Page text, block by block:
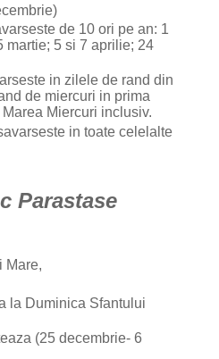
de 10 ori pe an: 1
martie; 5 si 7 aprilie; 24
in zilele de rand din
de miercuri in prima
Miercuri inclusiv.
in toate celelalte
Parastase
Mare,
la Duminica Sfantului
(25 decembrie- 6